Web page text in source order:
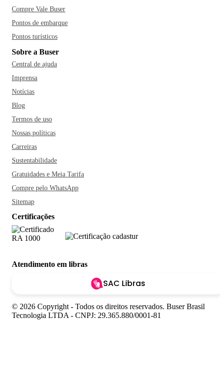
Compre Vale Buser
Pontos de embarque
Pontos turísticos
Sobre a Buser
Central de ajuda
Imprensa
Notícias
Blog
Termos de uso
Nossas políticas
Carreiras
Sustentabilidade
Gratuidades e Meia Tarifa
Compre pelo WhatsApp
Sitemap
Certificações
Atendimento em libras
SAC Libras
© 2026 Copyright - Todos os direitos reservados. Buser Brasil
Tecnologia LTDA - CNPJ: 29.365.880/0001-81